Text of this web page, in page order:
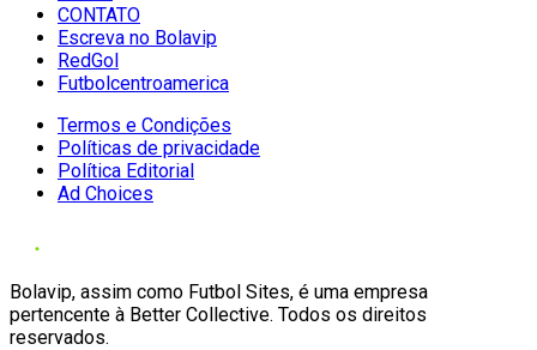
CONTATO
Escreva no Bolavip
RedGol
Futbolcentroamerica
Termos e Condições
Políticas de privacidade
Política Editorial
Ad Choices
Bolavip, assim como Futbol Sites, é uma empresa
pertencente à Better Collective. Todos os direitos
reservados.